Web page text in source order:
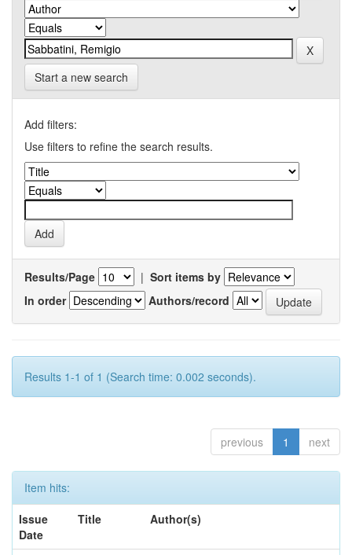
Start a new search
Add filters:
Use filters to refine the search results.
Results/Page | Sort items by
In order
Authors/record
Results 1-1 of 1 (Search time: 0.002 seconds).
previous 1 next
Item hits:
Issue
Date
Title Author(s)